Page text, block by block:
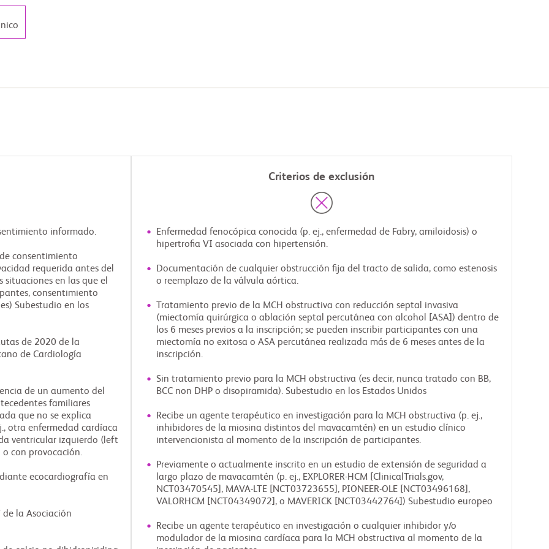
informado.
consentimiento
requerida antes del
en las que el
consentimiento
Subestudio en los
de 2020 de la
de Cardiología
de un aumento del
familiares
que no se explica
otra enfermedad cardíaca
ventricular izquierdo (left
con provocación.
ecocardiografía en
la Asociación
Criterios de exclusión
Enfermedad fenocópica conocida (p. ej., enfermedad de Fabry, amiloidosis) o
hipertrofia VI asociada con hipertensión.
Documentación de cualquier obstrucción fija del tracto de salida, como estenosis
o reemplazo de la válvula aórtica.
Tratamiento previo de la MCH obstructiva con reducción septal invasiva
(miectomía quirúrgica o ablación septal percutánea con alcohol [ASA]) dentro de
los 6 meses previos a la inscripción; se pueden inscribir participantes con una
miectomía no exitosa o ASA percutánea realizada más de 6 meses antes de la
inscripción.
Sin tratamiento previo para la MCH obstructiva (es decir, nunca tratado con BB,
BCC non DHP o disopiramida). Subestudio en los Estados Unidos
Recibe un agente terapéutico en investigación para la MCH obstructiva (p. ej.,
inhibidores de la miosina distintos del mavacamtén) en un estudio clínico
intervencionista al momento de la inscripción de participantes.
Previamente o actualmente inscrito en un estudio de extensión de seguridad a
largo plazo de mavacamtén (p. ej., EXPLORER-HCM [ClinicalTrials.gov,
NCT03470545], MAVA-LTE [NCT03723655], PIONEER-OLE [NCT03496168],
VALORHCM [NCT04349072], o MAVERICK [NCT03442764]) Subestudio europeo
Recibe un agente terapéutico en investigación o cualquier inhibidor y/o
modulador de la miosina cardíaca para la MCH obstructiva al momento de la